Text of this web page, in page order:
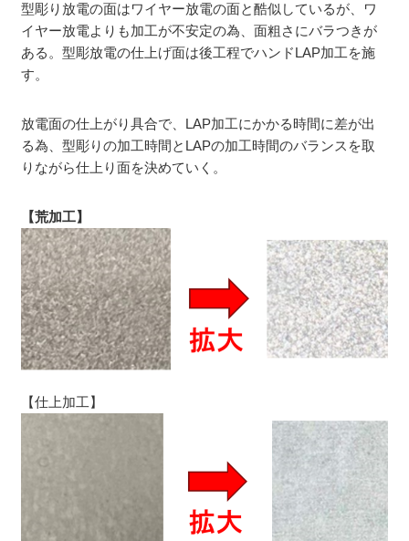
型彫り放電の面はワイヤー放電の面と酷似しているが、ワ
イヤー放電よりも加工が不安定の為、面粗さにバラつきが
ある。型彫放電の仕上げ面は後工程でハンドLAP加工を施
す。
放電面の仕上がり具合で、LAP加工にかかる時間に差が出
る為、型彫りの加工時間とLAPの加工時間のバランスを取
りながら仕上り面を決めていく。
【荒加工】
【仕上加工】